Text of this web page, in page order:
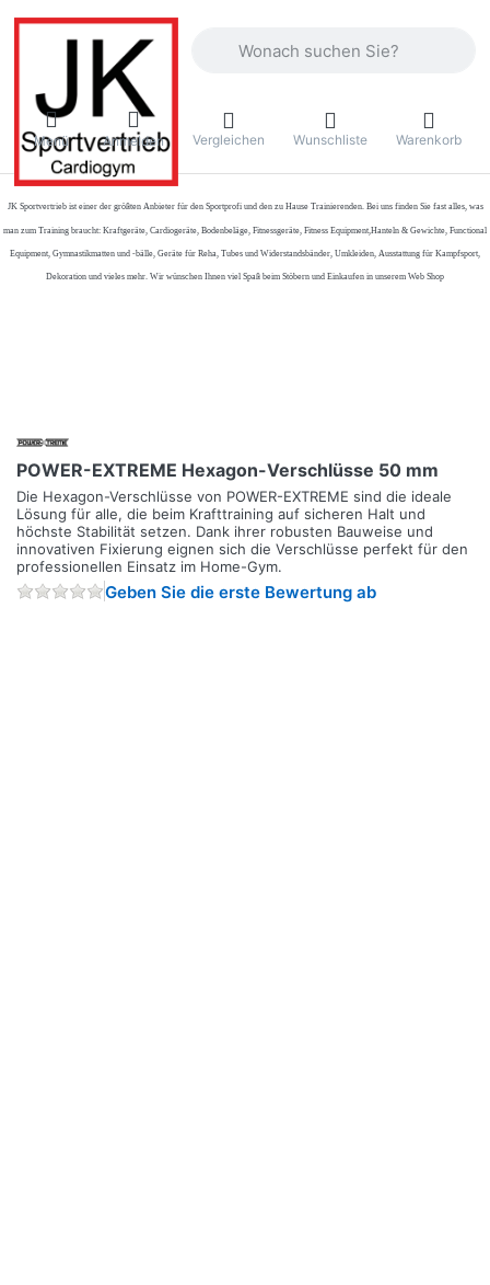
Menü Anmelden Vergleichen Wunschliste Warenkorb
JK Sportvertrieb ist einer der größten Anbieter für den Sportprofi und den zu Hause Trainierenden. Bei uns finden Sie fast alles, was
man zum Training braucht: Kraftgeräte, Cardiogeräte, Bodenbeläge, Fitnessgeräte, Fitness Equipment,Hanteln & Gewichte, Functional
Equipment, Gymnastikmatten und -bälle, Geräte für Reha, Tubes und Widerstandsbänder, Umkleiden, Ausstattung für Kampfsport,
Dekoration und vieles mehr. Wir wünschen Ihnen viel Spaß beim Stöbern und Einkaufen in unserem Web Shop
POWER-EXTREME Hexagon-Verschlüsse 50 mm
Die Hexagon-Verschlüsse von POWER-EXTREME sind die ideale
Lösung für alle, die beim Krafttraining auf sicheren Halt und
höchste Stabilität setzen. Dank ihrer robusten Bauweise und
innovativen Fixierung eignen sich die Verschlüsse perfekt für den
professionellen Einsatz im Home-Gym.
Geben Sie die erste Bewertung ab